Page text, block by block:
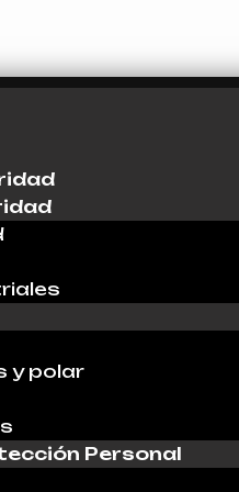
y polar
Personal